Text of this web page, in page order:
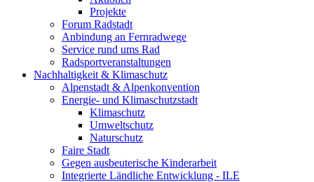
Projekte
Forum Radstadt
Anbindung an Fernradwege
Service rund ums Rad
Radsportveranstaltungen
Nachhaltigkeit & Klimaschutz
Alpenstadt & Alpenkonvention
Energie- und Klimaschutzstadt
Klimaschutz
Umweltschutz
Naturschutz
Faire Stadt
Gegen ausbeuterische Kinderarbeit
Integrierte Ländliche Entwicklung - ILE